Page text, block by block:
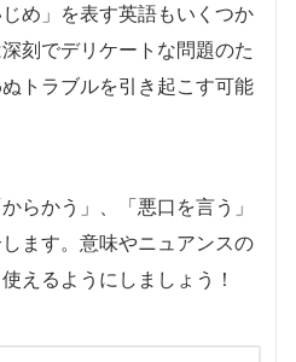
め」を表す英語もいくつか
刻でデリケートな問題のた
トラブルを引き起こす可能
らかう」、「悪口を言う」
ます。意味やニュアンスの
えるようにしましょう！